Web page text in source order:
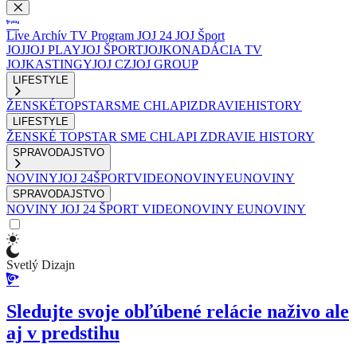
Live Archív TV Program JOJ 24 JOJ Šport
JOJJOJ PLAYJOJ ŠPORTJOJKONADÁCIA TV
JOJKASTINGYJOJ CZJOJ GROUP
LIFESTYLE
ŽENSKÉTOPSTARSME CHLAPIZDRAVIEHISTORY
LIFESTYLE
ŽENSKÉ TOPSTAR SME CHLAPI ZDRAVIE HISTORY
SPRAVODAJSTVO
NOVINYJOJ 24ŠPORTVIDEONOVINYEUNOVINY
SPRAVODAJSTVO
NOVINY JOJ 24 ŠPORT VIDEONOVINY EUNOVINY
Svetlý Dizajn
Sledujte svoje obľúbené relácie naživo ale
aj v predstihu